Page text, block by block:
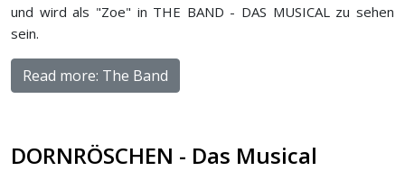
und wird als "Zoe" in THE BAND - DAS MUSICAL zu sehen
sein.
Read more: The Band
DORNRÖSCHEN - Das Musical